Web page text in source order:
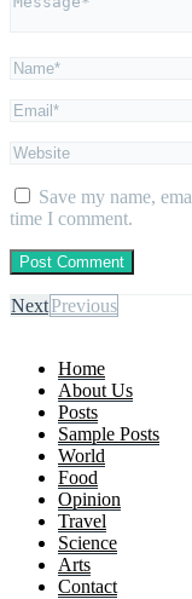
Save my name,
time I comment.
NextPrevious
Home
About Us
Posts
Sample Posts
World
Food
Opinion
Travel
Science
Arts
Contact